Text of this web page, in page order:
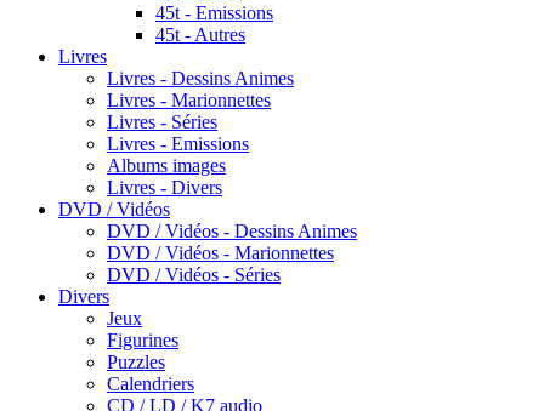
45t - Emissions
45t - Autres
Livres
Livres - Dessins Animes
Livres - Marionnettes
Livres - Séries
Livres - Emissions
Albums images
Livres - Divers
DVD / Vidéos
DVD / Vidéos - Dessins Animes
DVD / Vidéos - Marionnettes
DVD / Vidéos - Séries
Divers
Jeux
Figurines
Puzzles
Calendriers
CD / LD / K7 audio